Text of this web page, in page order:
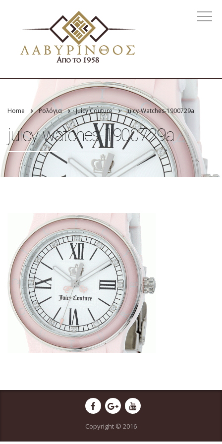
Home Ρολόγια Juicy Couture Juicy-Watches-1900729a
juicy-watches-1900729a
Copyright © 2016